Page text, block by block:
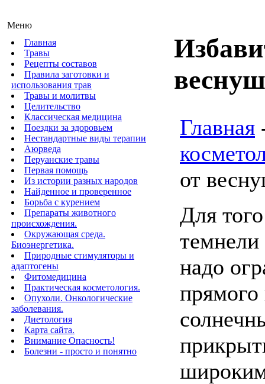
Меню
Главная
Травы
Рецепты составов
Правила заготовки и
использования трав
Травы и молитвы
Целительство
Классическая медицина
Поездки за здоровьем
Нестандартные виды терапии
Аюрведа
Перуанские травы
Первая помощь
Из истории разных народов
Найденное и проверенное
Борьба с курением
Препараты животного
происхождения.
Окружающая среда.
Биоэнергетика.
Природные стимуляторы и
адаптогены
Фитомедицина
Практическая косметология.
Опухоли. Онкологические
заболевания.
Диетология
Карта сайта.
Внимание Опасность!
Болезни - просто и понятно
Главная
от
Для
темнели
надо
прямого